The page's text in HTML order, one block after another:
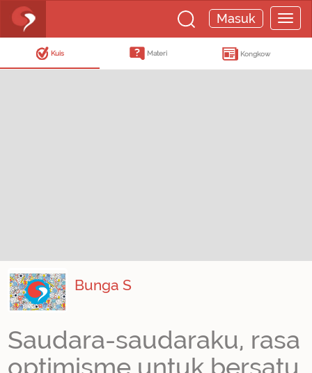
Masuk
Kuis Materi Kongkow
Bunga S
Saudara-saudaraku, rasa
optimisme untuk bersatu